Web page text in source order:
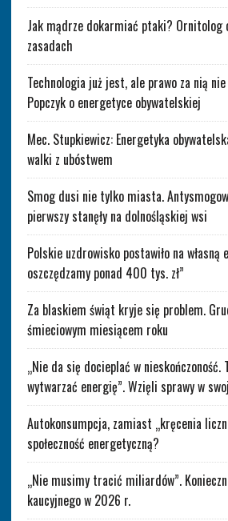
Jak mądrze dokarmiać ptaki? Ornitolog
zasadach
Technologia już jest, ale prawo za nią
Popczyk o energetyce obywatelskiej
Mec. Stupkiewicz: Energetyka
walki z ubóstwem
Smog dusi nie tylko miasta.
pierwszy stanęły na dolnośląskiej wsi
Polskie uzdrowisko postawiło na własną
oszczędzamy ponad 400 tys. zł”
Za blaskiem świąt kryje się problem.
śmieciowym miesiącem roku
„Nie da się docieplać w nieskończoność.
wytwarzać energię”. Wzięli sprawy w
Autokonsumpcja, zamiast „kręcenia
społeczność energetyczną?
„Nie musimy tracić miliardów”.
kaucyjnego w 2026 r.